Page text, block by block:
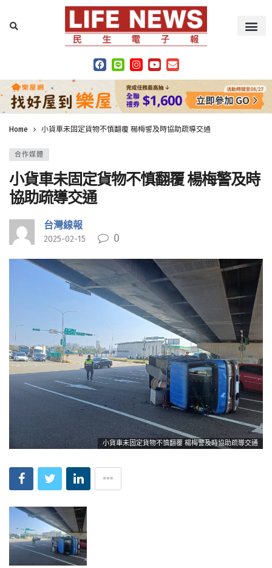
Home 小貨車未固定貨物不慎翻覆 楊梅警及時協助疏導交通
合作媒體
小貨車未固定貨物不慎翻覆 楊梅警及時
協助疏導交通
台灣線報
2025-02-15 0
小貨車未固定貨物不慎翻覆 楊梅警及時協助疏導交通